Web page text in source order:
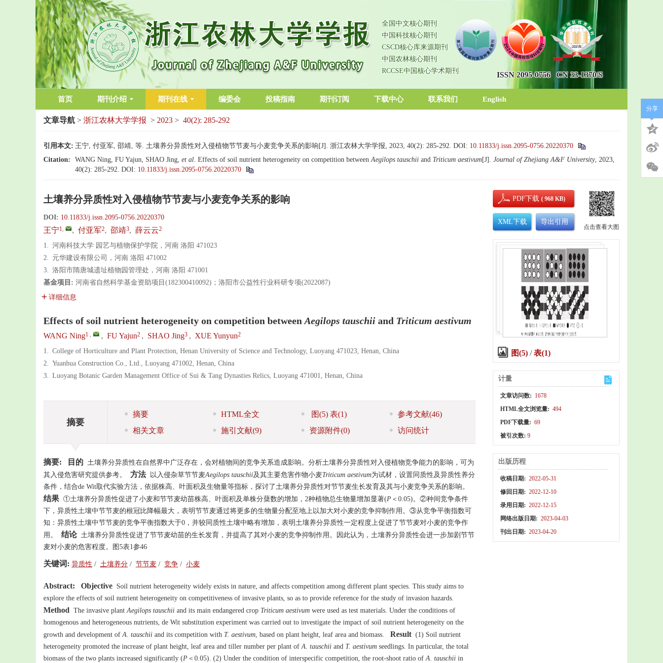
全国中文核心期刊
中国科技核心期刊
CSCD核心库来源期刊
中国农林核心期刊
RCCSE中国核心学术期刊
ISSN 2095-0756 CN 33-1370/S
首页 期刊介绍 期刊在线 编委会 投稿指南 期刊订阅 下载中心 联系我们 English
文章导航 > 浙江农林大学学报 > 2023 > 40(2): 285-292
引用本文: 王宁, 付亚军, 邵靖, 等. 土壤养分异质性对入侵植物节节麦与小麦竞争关系的影响[J]. 浙江农林大学学报, 2023, 40(2): 285-292. DOI: 10.11833/j.issn.2095-0756.20220370
Citation:
WANG Ning, FU Yajun, SHAO Jing, et al. Effects of soil nutrient heterogeneity on competition betweenAegilops tauschii and Triticum aestivum[J]. Journal of Zhejiang A&F University, 2023,
40(2): 285-292. DOI: 10.11833/j.issn.2095-0756.20220370
土壤养分异质性对入侵植物节节麦与小麦竞争关系的影响
DOI: 10.11833/j.issn.2095-0756.20220370
王宁1, , 付亚军2, 邵靖3, 薛云云2
1. 河南科技大学 园艺与植物保护学院，河南 洛阳 471023
2. 元华建设有限公司，河南 洛阳 471002
3. 洛阳市隋唐城遗址植物园管理处，河南 洛阳 471001
基金项目: 河南省自然科学基金资助项目(182300410092)；洛阳市公益性行业科研专项(2022087)
详细信息
Effects of soil nutrient heterogeneity on competition between Aegilops tauschii and Triticum aestivum
WANG Ning1 , , FU Yajun2 , SHAO Jing3 , XUE Yunyun2
1. College of Horticulture and Plant Protection, Henan University of Science and Technology, Luoyang 471023, Henan, China
2. Yuanhua Construction Co., Ltd., Luoyang 471002, Henan, China
3. Luoyang Botanic Garden Management Office of Sui & Tang Dynasties Relics, Luoyang 471001, Henan, China
摘要
摘要 HTML全文 图(5) 表(1) 参考文献(46)
相关文章
施引文献(9) 资源附件(0) 访问统计
摘要: 目的 土壤养分异质性在自然界中广泛存在，会对植物间的竞争关系造成影响。分析土壤养分异质性对入侵植物竞争能力的影响，可为
其入侵危害研究提供参考。
方法以入侵杂草节节麦Aegilops tauschii及其主要危害作物小麦Triticum aestivum为试材，设置同质性及异质性养分
条件，结合de Wit取代实验方法，依据株高、叶面积及生物量等指标，探讨了土壤养分异质性对节节麦生长发育及其与小麦竞争关系的影响。
结果 ①土壤养分异质性促进了小麦和节节麦幼苗株高、叶面积及单株分蘖数的增加，2种植物总生物量增加显著(P ＜0.05)。②种间竞争条件
下，异质性土壤中节节麦的根冠比降幅最大，表明节节麦通过将更多的生物量分配至地上以加大对小麦的竞争抑制作用。③从竞争平衡指数可
知：异质性土壤中节节麦的竞争平衡指数大于0，并较同质性土壤中略有增加，表明土壤养分异质性一定程度上促进了节节麦对小麦的竞争作
用。
结论土壤养分异质性促进了节节麦幼苗的生长发育，并提高了其对小麦的竞争抑制作用。因此认为，土壤养分异质性会进一步加剧节节
麦对小麦的危害程度。图5表1参46
关键词: 异质性 / 土壤养分 / 节节麦 / 竞争 / 小麦
Abstract: Objective Soil nutrient heterogeneity widely exists in nature, and affects competition among different plant species. This study aims to
explore the effects of soil nutrient heterogeneity on competitiveness of invasive plants, so as to provide reference for the study of invasion hazards.
Method The invasive plantAegilops tauschii and its main endangered crop Triticum aestivum were used as test materials. Under the conditions of
homogenous and heterogeneous nutrients, de Wit substitution experiment was carried out to investigate the impact of soil nutrient heterogeneity on the
growth and development ofA. tauschii and its competition with T. aestivum, based on plant height, leaf area and biomass. Result(1) Soil nutrient
heterogeneity promoted the increase of plant height, leaf area and tiller number per plant ofA. tauschii and T. aestivum seedlings. In particular, the total
biomass of the two plants increased significantly (P ＜0.05). (2) Under the condition of interspecific competition, the root-shoot ratio ofA. tauschii in
PDF下载( 968 KB)
XML下载 导出引用
点击查看大图
图(5) /表(1)
计量
文章访问数: 1678
HTML全文浏览量: 494
PDF下载量: 69
被引次数:9
出版历程
收稿日期: 2022-05-31
修回日期: 2022-12-10
录用日期: 2022-12-15
网络出版日期: 2023-04-03
刊出日期: 2023-04-20
分享